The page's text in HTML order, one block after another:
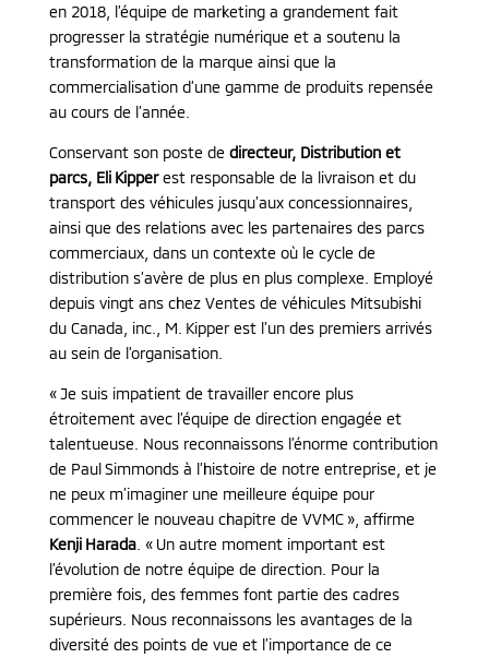
en 2018, l’équipe de marketing a grandement fait
progresser la stratégie numérique et a soutenu la
transformation de la marque ainsi que la
commercialisation d’une gamme de produits repensée
au cours de l’année.
Conservant son poste de directeur, Distribution et
parcs, Eli Kipperest responsable de la livraison et du
transport des véhicules jusqu’aux concessionnaires,
ainsi que des relations avec les partenaires des parcs
commerciaux, dans un contexte où le cycle de
distribution s’avère de plus en plus complexe. Employé
depuis vingt ans chez Ventes de véhicules Mitsubishi
du Canada, inc., M. Kipper est l’un des premiers arrivés
au sein de l’organisation.
« Je suis impatient de travailler encore plus
étroitement avec l’équipe de direction engagée et
talentueuse. Nous reconnaissons l’énorme contribution
de Paul Simmonds à l’histoire de notre entreprise, et je
ne peux m’imaginer une meilleure équipe pour
commencer le nouveau chapitre de VVMC », affirme
Kenji Harada. « Un autre moment important est
l’évolution de notre équipe de direction. Pour la
première fois, des femmes font partie des cadres
supérieurs. Nous reconnaissons les avantages de la
diversité des points de vue et l’importance de ce